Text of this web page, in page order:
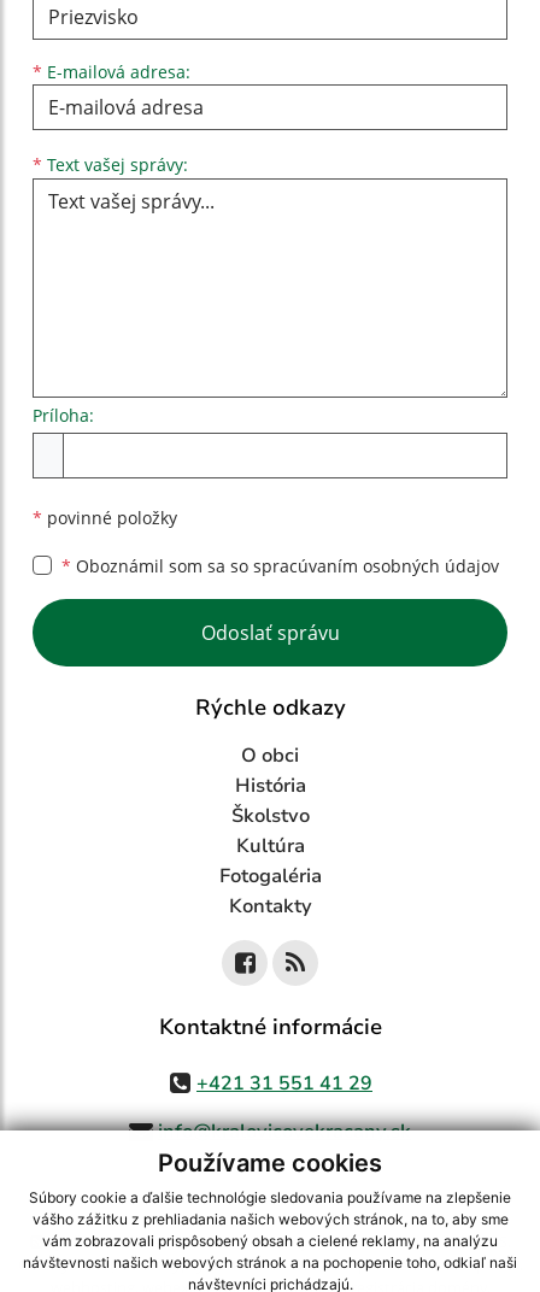
Používame cookies
Súbory cookie a ďalšie technológie sledovania používame na zlepšenie
vášho zážitku z prehliadania našich webových stránok, na to, aby sme
vám zobrazovali prispôsobený obsah a cielené reklamy, na analýzu
návštevnosti našich webových stránok a na pochopenie toho, odkiaľ naši
návštevníci prichádzajú.
* E-mailová adresa:
* Text vašej správy:
Príloha:
* povinné položky
* Oboznámil som sa so spracúvaním osobných údajov
Google reCaptcha Response
Odoslať správu
Rýchle odkazy
O obci
História
Školstvo
Kultúra
Fotogaléria
Kontakty
Kontaktné informácie
+421 31 551 41 29
info@kralovicovekracany.sk
využite možnosť získavania aktuálnych informácií s využitím RSS
CMS systém (redakčný) systém ECHELON 2,Mapa stránok,web portál
webex.digital, s.r.o.,domény,registrácia domény